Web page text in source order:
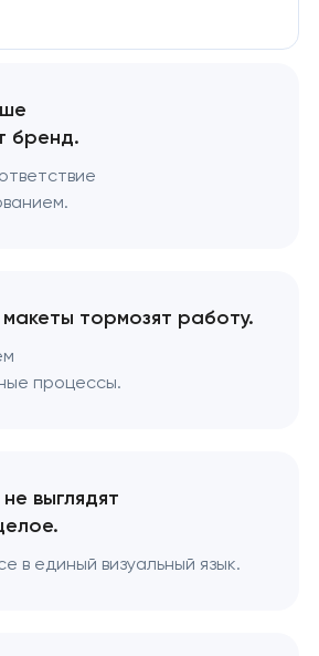
бренд.
тормозят работу.
процессы.
выглядят
в единый визуальный язык.